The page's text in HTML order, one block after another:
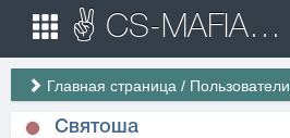
✌ CS-MAFIA.RU ✌ Игровые сервера Counter Strike 1.6
Главная страница / Пользователи
Святоша